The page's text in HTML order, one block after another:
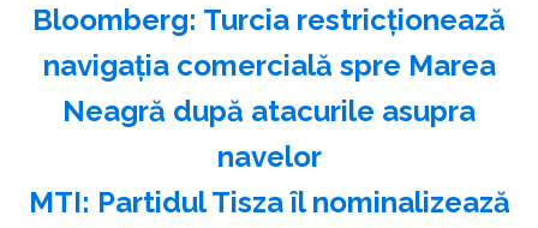
Bloomberg: Turcia restricţionează
navigaţia comercială spre Marea
Neagră după atacurile asupra
navelor
MTI: Partidul Tisza îl nominalizează